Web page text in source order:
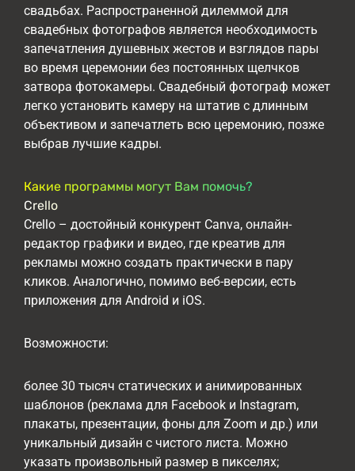
свадьбах. Распространенной дилеммой для
свадебных фотографов является необходимость
запечатления душевных жестов и взглядов пары
во время церемонии без постоянных щелчков
затвора фотокамеры. Свадебный фотограф может
легко установить камеру на штатив с длинным
объективом и запечатлеть всю церемонию, позже
выбрав лучшие кадры.
Какие программы могут Вам помочь?
Crello
Crello – достойный конкурент Canva, онлайн-
редактор графики и видео, где креатив для
рекламы можно создать практически в пару
кликов. Аналогично, помимо веб-версии, есть
приложения для Android и iOS.
Возможности:
более 30 тысяч статических и анимированных
шаблонов (реклама для Facebook и Instagram,
плакаты, презентации, фоны для Zoom и др.) или
уникальный дизайн с чистого листа. Можно
указать произвольный размер в пикселях;